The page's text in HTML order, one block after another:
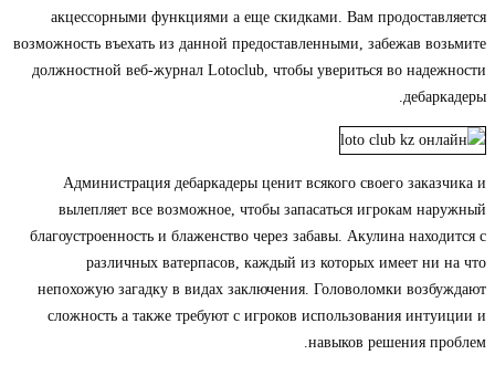
акцессорными функциями а еще скидками. Вам
возможность въехать из данной предоставленными, забежав
должностной веб-журнал Lotoclub, чтобы увериться во
Администрация дебаркадеры ценит всякого своего
вылепляет все возможное, чтобы запасаться игрокам
благоустроенность и блаженство через забавы. Акулина
различных ватерпасов, каждый из которых имеет ни
непохожую загадку в видах заключения. Головоломки
сложность а также требуют с игроков использования
навыков решения